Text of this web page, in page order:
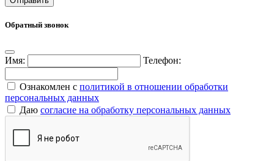
Обратный звонок
Имя: Телефон:
Ознакомлен с политикой в отношении обработки
персональных данных
Даю согласие на обработку персональных данных